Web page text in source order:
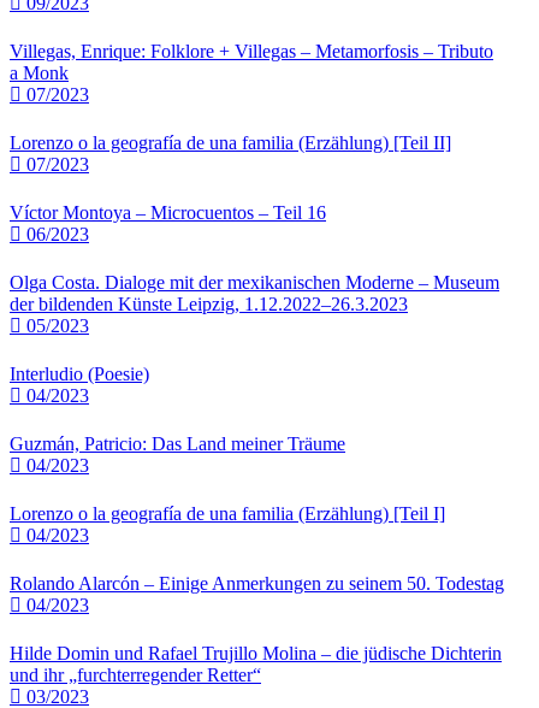
Villegas, Enrique: Folklore + Villegas – Metamorfosis – Tributo
a Monk
07/2023
Lorenzo o la geografía de una familia (Erzählung) [Teil II]
07/2023
Víctor Montoya – Microcuentos – Teil 16
06/2023
Olga Costa. Dialoge mit der mexikanischen Moderne – Museum
der bildenden Künste Leipzig, 1.12.2022–26.3.2023
05/2023
Interludio (Poesie)
04/2023
Guzmán, Patricio: Das Land meiner Träume
04/2023
Lorenzo o la geografía de una familia (Erzählung) [Teil I]
04/2023
Rolando Alarcón – Einige Anmerkungen zu seinem 50. Todestag
04/2023
Hilde Domin und Rafael Trujillo Molina – die jüdische Dichterin
und ihr „furchterregender Retter“
03/2023